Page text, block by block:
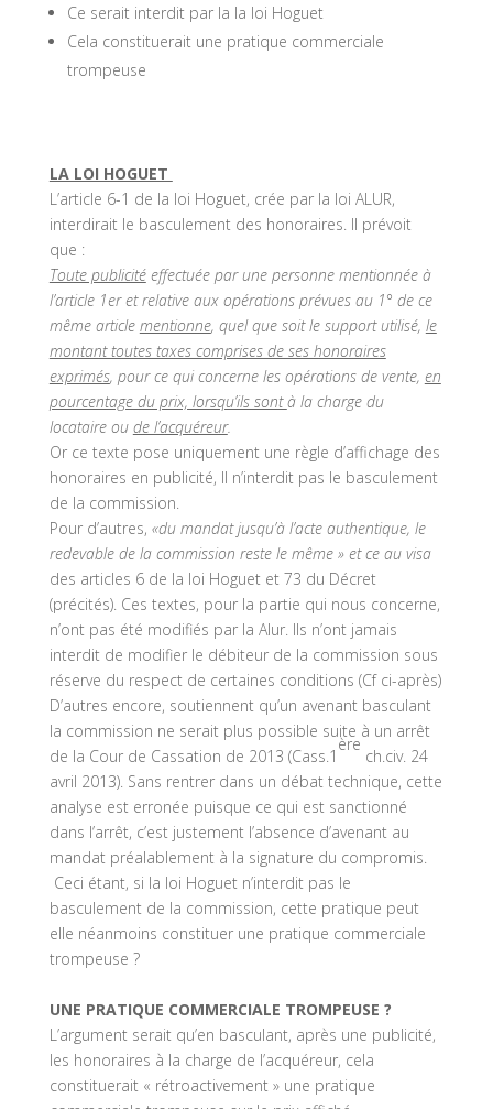
Ce serait interdit par la la loi Hoguet
Cela constituerait une pratique commerciale
trompeuse
LA LOI HOGUET
L’article 6-1 de la loi Hoguet, crée par la loi ALUR,
interdirait le basculement des honoraires. Il prévoit
que :
Toute publicitéeffectuée par une personne mentionnée à
l’article 1er et relative aux opérations prévues au 1° de ce
même article mentionne, quel que soit le support utilisé, le
montant toutes taxes comprises de ses honoraires
exprimés, pour ce qui concerne les opérations de vente, en
pourcentage du prix, lorsqu’ils sontà la charge du
locataire ou de l’acquéreur.
Or ce texte pose uniquement une règle d’affichage des
honoraires en publicité, Il n’interdit pas le basculement
de la commission.
Pour d’autres, «du mandat jusqu’à l’acte authentique, le
redevable de la commission reste le même » et ce au visa
des articles 6 de la loi Hoguet et 73 du Décret
(précités). Ces textes, pour la partie qui nous concerne,
n’ont pas été modifiés par la Alur. Ils n’ont jamais
interdit de modifier le débiteur de la commission sous
réserve du respect de certaines conditions (Cf ci-après)
D’autres encore, soutiennent qu’un avenant basculant
la commission ne serait plus possible suite à un arrêt
de la Cour de Cassation de 2013 (Cass.1
ère
ch.civ. 24
avril 2013). Sans rentrer dans un débat technique, cette
analyse est erronée puisque ce qui est sanctionné
dans l’arrêt, c’est justement l’absence d’avenant au
mandat préalablement à la signature du compromis.
Ceci étant, si la loi Hoguet n’interdit pas le
basculement de la commission, cette pratique peut
elle néanmoins constituer une pratique commerciale
trompeuse ?
UNE PRATIQUE COMMERCIALE TROMPEUSE ?
L’argument serait qu’en basculant, après une publicité,
les honoraires à la charge de l’acquéreur, cela
constituerait « rétroactivement » une pratique